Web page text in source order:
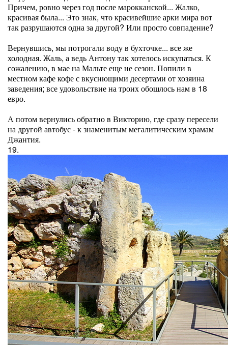
Причем, ровно через год после марокканской... Жалко,
красивая была... Это знак, что красивейшие арки мира вот
так разрушаются одна за другой? Или просто совпадение?
Вернувшись, мы потрогали воду в бухточке... все же
холодная. Жаль, а ведь Антону так хотелось искупаться. К
сожалению, в мае на Мальте еще не сезон. Попили в
местном кафе кофе с вкуснющими десертами от хозяина
заведения; все удовольствие на троих обошлось нам в 18
евро.
А потом вернулись обратно в Викторию, где сразу пересели
на другой автобус - к знаменитым мегалитическим храмам
Джантия.
19.